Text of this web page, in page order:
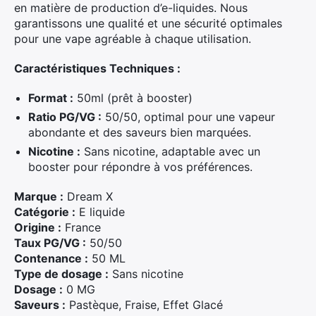
en matière de production d’e-liquides. Nous
garantissons une qualité et une sécurité optimales
pour une vape agréable à chaque utilisation.
Caractéristiques Techniques :
Format : 50ml (prêt à booster)
Ratio PG/VG : 50/50, optimal pour une vapeur
abondante et des saveurs bien marquées.
Nicotine : Sans nicotine, adaptable avec un
booster pour répondre à vos préférences.
Marque : Dream X
Catégorie : E liquide
Origine : France
Taux PG/VG : 50/50
Contenance : 50 ML
Type de dosage : Sans nicotine
Dosage : 0 MG
Saveurs : Pastèque, Fraise, Effet Glacé